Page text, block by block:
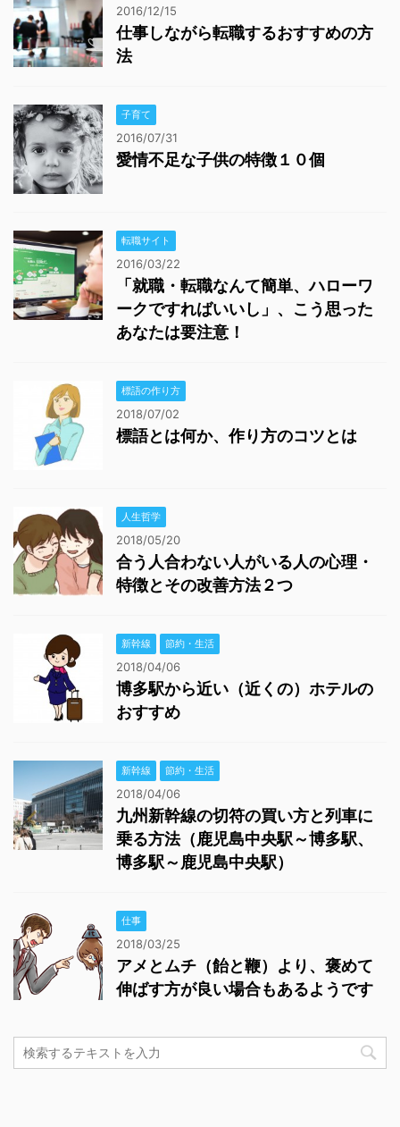
2016/12/15
仕事しながら転職するおすすめの方
法
子育て
2016/07/31
愛情不足な子供の特徴１０個
転職サイト
2016/03/22
「就職・転職なんて簡単、ハローワ
ークですればいいし」、こう思った
あなたは要注意！
標語の作り方
2018/07/02
標語とは何か、作り方のコツとは
人生哲学
2018/05/20
合う人合わない人がいる人の心理・
特徴とその改善方法２つ
新幹線 節約・生活
2018/04/06
博多駅から近い（近くの）ホテルの
おすすめ
新幹線 節約・生活
2018/04/06
九州新幹線の切符の買い方と列車に
乗る方法（鹿児島中央駅～博多駅、
博多駅～鹿児島中央駅）
仕事
2018/03/25
アメとムチ（飴と鞭）より、褒めて
伸ばす方が良い場合もあるようです